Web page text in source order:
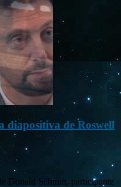
diapositiva de Roswell
Donald Schmitt, participante